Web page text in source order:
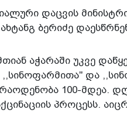
დაცვის
ბერიძე
აჭარაში უკვე
,,სინოფარმითა" და
100-მდეა.
პროცესს.